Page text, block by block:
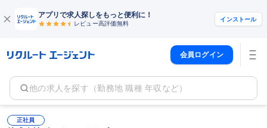
アプリで求人探しをもっと便利に！
レビュー高評価無料
インストール
会員ログイン
他の求人を探す（勤務地 職種 年収など）
正社員